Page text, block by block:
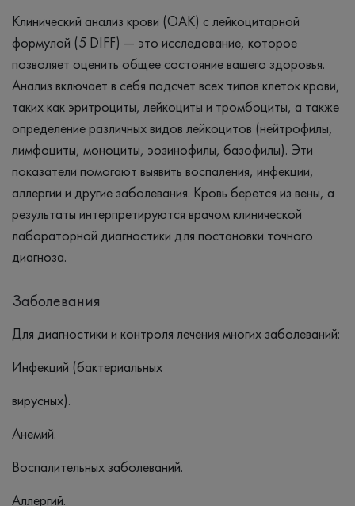
Клинический анализ крови (ОАК) с лейкоцитарной
формулой (5 DIFF) — это исследование, которое
позволяет оценить общее состояние вашего здоровья.
Анализ включает в себя подсчет всех типов клеток крови,
таких как эритроциты, лейкоциты и тромбоциты, а также
определение различных видов лейкоцитов (нейтрофилы,
лимфоциты, моноциты, эозинофилы, базофилы). Эти
показатели помогают выявить воспаления, инфекции,
аллергии и другие заболевания. Кровь берется из вены, а
результаты интерпретируются врачом клинической
лабораторной диагностики для постановки точного
диагноза.
Заболевания
Для диагностики и контроля лечения многих заболеваний:
Инфекций (бактериальных
вирусных).
Анемий.
Воспалительных заболеваний.
Аллергий.